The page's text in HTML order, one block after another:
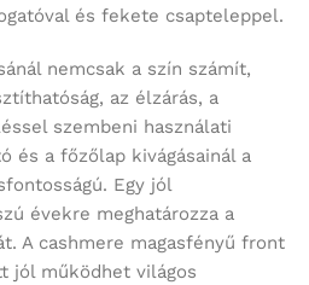
és fekete csapteleppel.
nemcsak a szín számít,
az élzárás, a
szembeni használati
és a főzőlap kivágásainál a
Egy jól
évekre meghatározza a
A cashmere magasfényű front
jól működhet világos